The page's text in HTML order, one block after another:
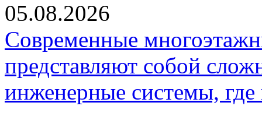
05.08.2026
Современные
представляют собой
инженерные системы,